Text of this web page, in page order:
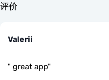
评价
Valerii
" great app"